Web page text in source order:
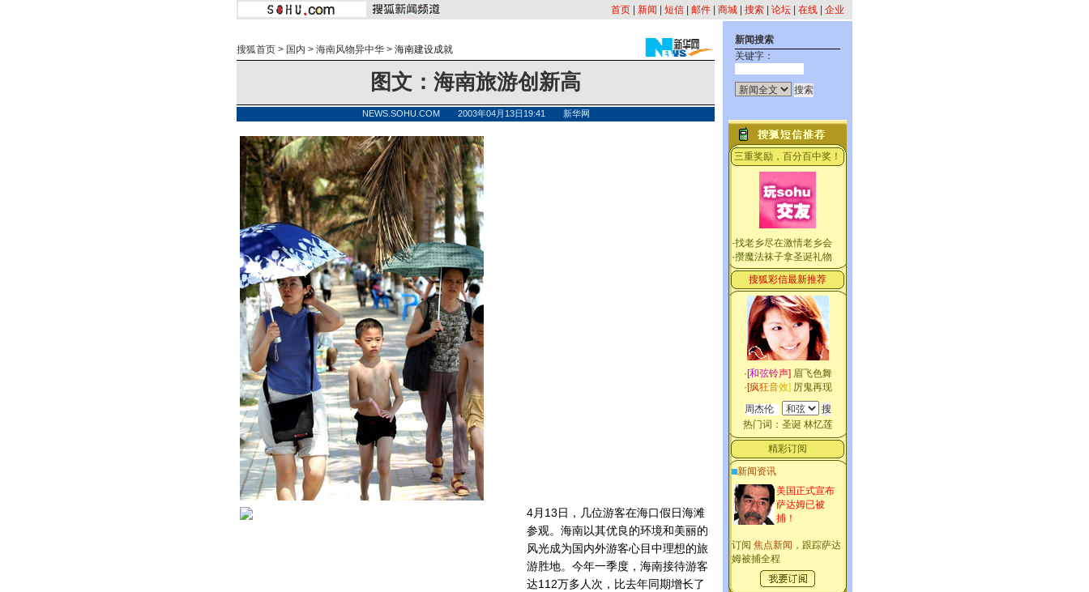
首页 新闻 短信 邮件 商城 搜索 论坛 在线 企业
搜狐首页 > 国内 > 海南风物异中华 > 海南建设成就
图文：海南旅游创新高
NEWS.SOHU.COM 2003年04月13日19:41 新华网
4月13日，几位游客在海口假日海滩
参观。海南以其优良的环境和美丽的
风光成为国内外游客心目中理想的旅
游胜地。今年一季度，海南接待游客
达112万多人次，比去年同期增长了
新闻搜索
关键字：
三重奖励，百分百中奖！
·找老乡尽在激情老乡会
·攒魔法袜子拿圣诞礼物
搜狐彩信最新推荐
·[和弦铃声] 眉飞色舞
·[疯狂音效] 厉鬼再现
热门词： 圣诞 林忆莲
精彩订阅
新闻资讯
美国正式宣布
萨达姆已被
捕！
订阅 焦点新闻 ，跟踪萨达
姆被捕全程